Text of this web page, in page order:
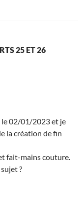
25 ET 26
le 02/01/2023 et je
la création de fin
fait-mains couture.
?